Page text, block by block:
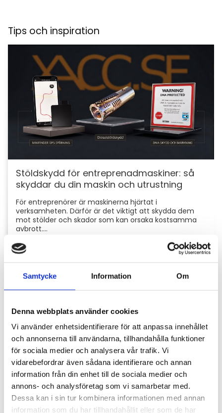
Samtycke Information Om
Denna webbplats använder cookies
Vi använder enhetsidentifierare för att anpassa innehållet
och annonserna till användarna, tillhandahålla funktioner
för sociala medier och analysera vår trafik. Vi
vidarebefordrar även sådana identifierare och annan
information från din enhet till de sociala medier och
annons- och analysföretag som vi samarbetar med.
Dessa kan i sin tur kombinera informationen med annan
information som du har tillhandahållit eller som de har
Tips och inspiration
Stöldskydd för entreprenadmaskiner: så
skyddar du din maskin och utrustning
För entreprenörer är maskinerna hjärtat i
verksamheten. Därför är det viktigt att skydda dem
mot stölder och skador som kan orsaka kostsamma
avbrott....
Hyttbord till traktorn, den lilla detaljen som
gör stor skillnad i vardagen
Traktorhytten är för många mer än bara en plats där
arbetet utförs. Det är kontoret, fikarummet och ibland
även lunchplatsen under långa arbetsdagar....